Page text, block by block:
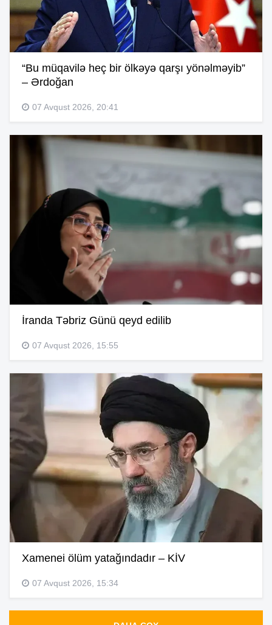
“Bu müqavilə heç bir ölkəyə qarşı yönəlməyib”
– Ərdoğan
07 Avqust 2026, 20:41
İranda Təbriz Günü qeyd edilib
07 Avqust 2026, 15:55
Xamenei ölüm yatağındadır – KİV
07 Avqust 2026, 15:34